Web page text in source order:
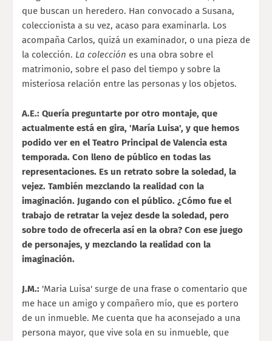
que buscan un heredero. Han convocado a Susana,
coleccionista a su vez, acaso para examinarla. Los
acompaña Carlos, quizá un examinador, o una pieza de
la colección. La colección es una obra sobre el
matrimonio, sobre el paso del tiempo y sobre la
misteriosa relación entre las personas y los objetos.
A.E.: Quería preguntarte por otro montaje, que
actualmente está en gira, 'María Luisa', y que hemos
podido ver en el Teatro Principal de Valencia esta
temporada. Con lleno de público en todas las
representaciones. Es un retrato sobre la soledad, la
vejez. También mezclando la realidad con la
imaginación. Jugando con el público. ¿Cómo fue el
trabajo de retratar la vejez desde la soledad, pero
sobre todo de ofrecerla así en la obra? Con ese juego
de personajes, y mezclando la realidad con la
imaginación.
J.M.: 'Maria Luisa' surge de una frase o comentario que
me hace un amigo y compañero mío, que es portero
de un inmueble. Me cuenta que ha aconsejado a una
persona mayor, que vive sola en su inmueble, que